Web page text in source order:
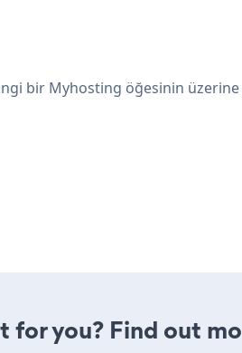
Myhosting öğesinin üzerine
for you? Find out